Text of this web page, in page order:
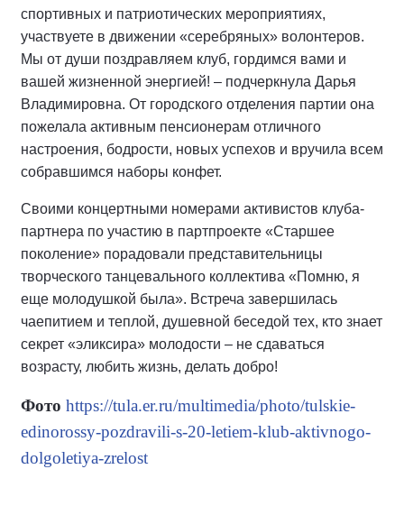
спортивных и патриотических мероприятиях,
участвуете в движении «серебряных» волонтеров.
Мы от души поздравляем клуб, гордимся вами и
вашей жизненной энергией! – подчеркнула Дарья
Владимировна. От городского отделения партии она
пожелала активным пенсионерам отличного
настроения, бодрости, новых успехов и вручила всем
собравшимся наборы конфет.
Своими концертными номерами активистов клуба-
партнера по участию в партпроекте «Старшее
поколение» порадовали представительницы
творческого танцевального коллектива «Помню, я
еще молодушкой была». Встреча завершилась
чаепитием и теплой, душевной беседой тех, кто знает
секрет «эликсира» молодости – не сдаваться
возрасту, любить жизнь, делать добро!
Фото https://tula.er.ru/multimedia/photo/tulskie-
edinorossy-pozdravili-s-20-letiem-klub-aktivnogo-
dolgoletiya-zrelost